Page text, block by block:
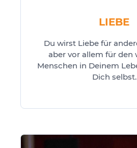
LIEBE
Du wirst Liebe für
aber vor allem für den
Menschen in Deinem
Dich selbst.